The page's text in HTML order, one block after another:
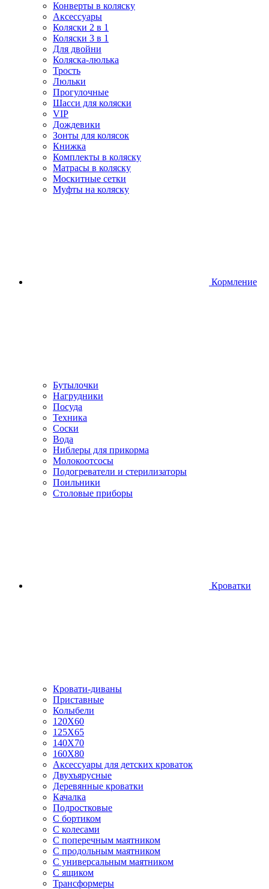
Конверты в коляску
Аксессуары
Коляски 2 в 1
Коляски 3 в 1
Для двойни
Коляска-люлька
Трость
Люльки
Прогулочные
Шасси для коляски
VIP
Дождевики
Зонты для колясок
Книжка
Комплекты в коляску
Матрасы в коляску
Москитные сетки
Муфты на коляску
Кормление
Бутылочки
Нагрудники
Посуда
Техника
Соски
Вода
Ниблеры для прикорма
Молокоотсосы
Подогреватели и стерилизаторы
Поильники
Столовые приборы
Кроватки
Кровати-диваны
Приставные
Колыбели
120Х60
125X65
140Х70
160Х80
Аксессуары для детских кроваток
Двухъярусные
Деревянные кроватки
Качалка
Подростковые
С бортиком
С колесами
С поперечным маятником
С продольным маятником
С универсальным маятником
С ящиком
Трансформеры